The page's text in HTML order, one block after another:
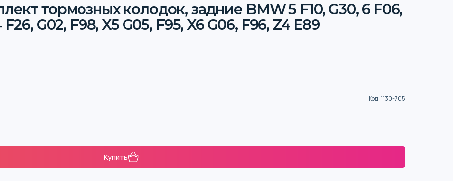
тормозных колодок, задние BMW 5 F10, G30, 6 F06,
F26, G02, F98, X5 G05, F95, X6 G06, F96, Z4 E89
Код:1130-705
Купить